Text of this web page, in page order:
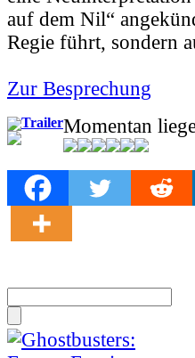
auf dem Nil“
Regie führt, sondern
Zur Besprechung
TrailerMomentan